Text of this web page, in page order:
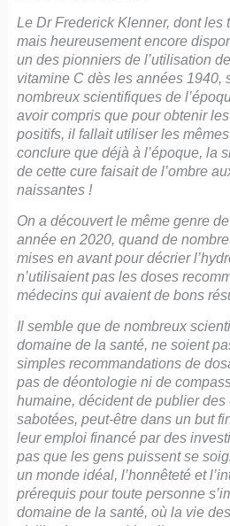
Le Dr Frederick Klenner, dont les
mais heureusement encore
un des pionniers de l’utilisation
vitamine C dès les années 1940,
nombreux scientifiques de
avoir compris que pour obtenir
positifs, il fallait utiliser les
conclure que déjà à l’époque, la
de cette cure faisait de l’ombre
naissantes !
On a découvert le même genre
année en 2020, quand de
mises en avant pour décrier
n’utilisaient pas les doses
médecins qui avaient de bons
Il semble que de nombreux
domaine de la santé, ne soient
simples recommandations de
pas de déontologie ni de
humaine, décident de publier
sabotées, peut-être dans un but
leur emploi financé par des
pas que les gens puissent se
un monde idéal, l’honnêteté et
prérequis pour toute personne
domaine de la santé, où la vie